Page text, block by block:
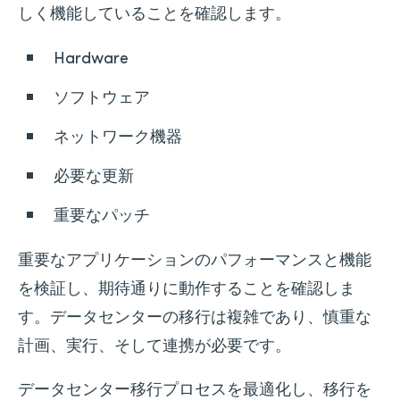
しく機能していることを確認します。
Hardware
ソフトウェア
ネットワーク機器
必要な更新
重要なパッチ
重要なアプリケーションのパフォーマンスと機能
を検証し、期待通りに動作することを確認しま
す。データセンターの移行は複雑であり、慎重な
計画、実行、そして連携が必要です。
データセンター移行プロセスを最適化し、移行を